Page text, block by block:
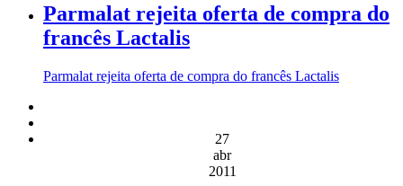
Parmalat rejeita oferta de compra do
francês Lactalis
Parmalat rejeita oferta de compra do francês Lactalis
27
abr
2011